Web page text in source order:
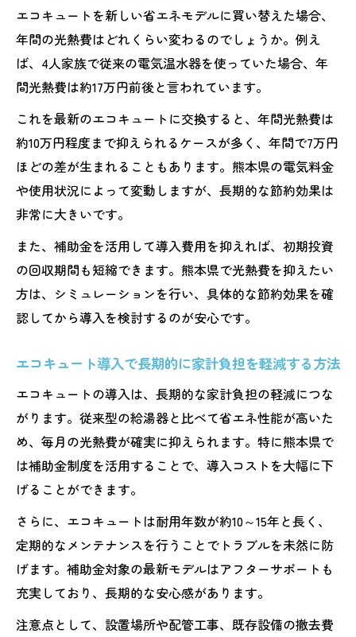
エコキュートを新しい省エネモデルに買い替えた場合、
年間の光熱費はどれくらい変わるのでしょうか。例え
ば、4人家族で従来の電気温水器を使っていた場合、年
間光熱費は約17万円前後と言われています。
これを最新のエコキュートに交換すると、年間光熱費は
約10万円程度まで抑えられるケースが多く、年間で7万円
ほどの差が生まれることもあります。熊本県の電気料金
や使用状況によって変動しますが、長期的な節約効果は
非常に大きいです。
また、補助金を活用して導入費用を抑えれば、初期投資
の回収期間も短縮できます。熊本県で光熱費を抑えたい
方は、シミュレーションを行い、具体的な節約効果を確
認してから導入を検討するのが安心です。
エコキュート導入で長期的に家計負担を軽減する方法
エコキュートの導入は、長期的な家計負担の軽減につな
がります。従来型の給湯器と比べて省エネ性能が高いた
め、毎月の光熱費が確実に抑えられます。特に熊本県で
は補助金制度を活用することで、導入コストを大幅に下
げることができます。
さらに、エコキュートは耐用年数が約10～15年と長く、
定期的なメンテナンスを行うことでトラブルを未然に防
げます。補助金対象の最新モデルはアフターサポートも
充実しており、長期的な安心感があります。
注意点として、設置場所や配管工事、既存設備の撤去費